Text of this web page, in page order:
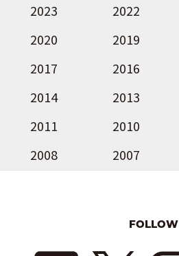
2023
2022
2020
2019
2017
2016
2014
2013
2011
2010
2008
2007
FOLLOW